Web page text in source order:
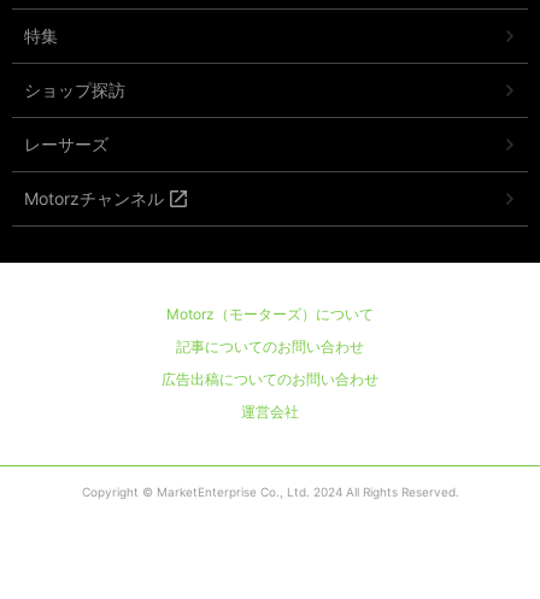
特集
ショップ探訪
レーサーズ
Motorzチャンネル
Motorz（モーターズ）について
記事についてのお問い合わせ
広告出稿についてのお問い合わせ
運営会社
Copyright © MarketEnterprise Co., Ltd. 2024 All Rights Reserved.